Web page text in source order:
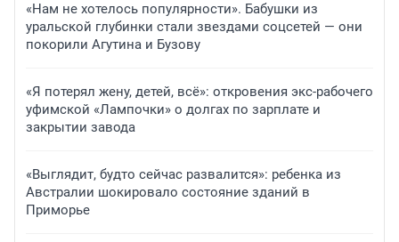
«Нам не хотелось популярности». Бабушки из
уральской глубинки стали звездами соцсетей — они
покорили Агутина и Бузову
«Я потерял жену, детей, всё»: откровения экс-рабочего
уфимской «Лампочки» о долгах по зарплате и
закрытии завода
«Выглядит, будто сейчас развалится»: ребенка из
Австралии шокировало состояние зданий в
Приморье